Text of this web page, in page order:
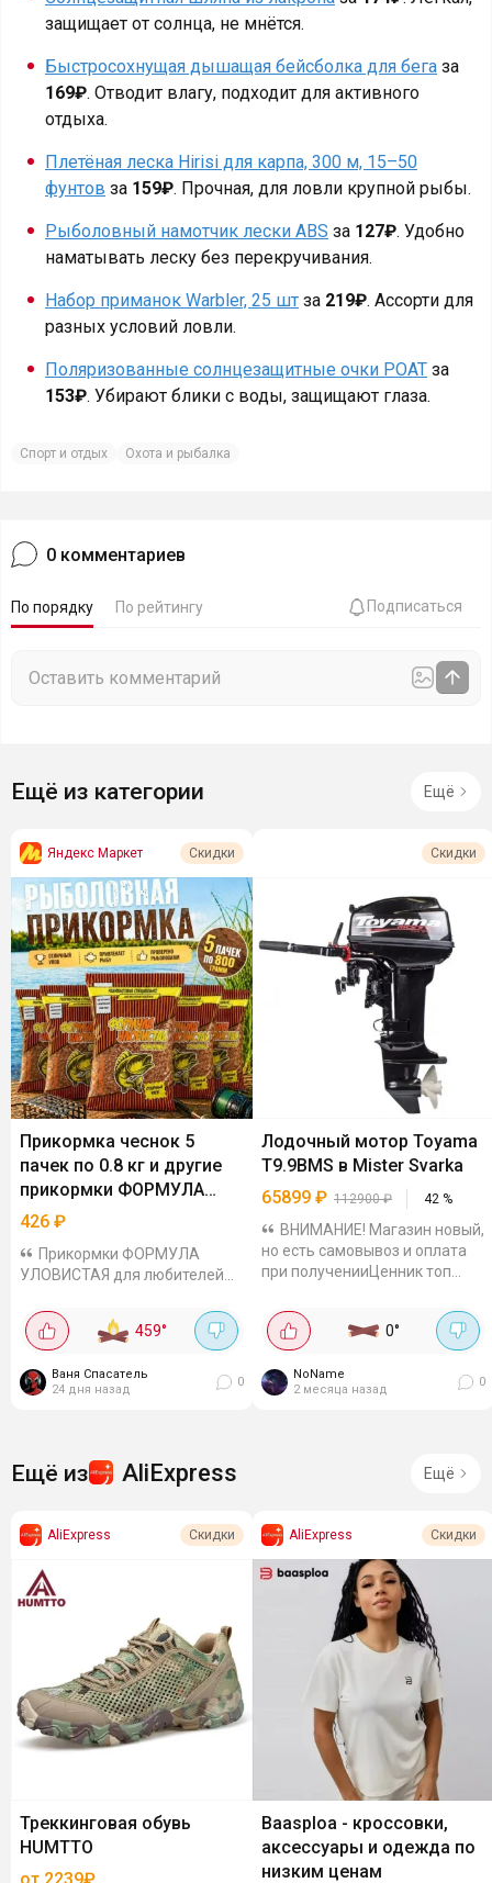
защищает от солнца, не мнётся.
Быстросохнущая дышащая бейсболка для бега за
169₽. Отводит влагу, подходит для активного
отдыха.
Плетёная леска Hirisi для карпа, 300 м, 15–50
фунтов за 159₽. Прочная, для ловли крупной рыбы.
Рыболовный намотчик лески ABS за 127₽. Удобно
наматывать леску без перекручивания.
Набор приманок Warbler, 25 шт за 219₽. Ассорти для
разных условий ловли.
Поляризованные солнцезащитные очки POAT за
153₽. Убирают блики с воды, защищают глаза.
Спорт и отдых Охота и рыбалка
0 комментариев
По порядку По рейтингу Подписаться
Ещё из категории Ещё
Яндекс Маркет Скидки
Прикормка чеснок 5
пачек по 0.8 кг и другие
прикормки ФОРМУЛА
УЛОВИСТАЯ
426 ₽
Прикормки ФОРМУЛА
УЛОВИСТАЯ для любителей
рыбалки по выгодным ценам.
Например, 5 пачек с ароматом
получается 85₽ за одну...
459°
Ваня Спасатель
24 дня назад
0
Скидки
Лодочный мотор Toyama
T9.9BMS в Mister Svarka
65899 ₽ 112900₽ 42 %
ВНИМАНИЕ! Магазин новый,
но есть самовывоз и оплата
при полученииЦенник топ
112900. Кто решится делитесь
потом результатом Вес 36 кг,
на...
0°
NoName
2 месяца назад
0
Ещё из AliExpress Ещё
AliExpress Скидки
Треккинговая обувь
HUMTTO
AliExpress Скидки
Baasploa - кроссовки,
аксессуары и одежда по
низким ценам